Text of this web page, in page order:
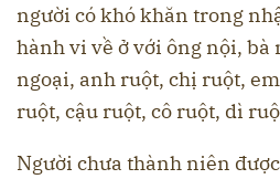
người có khó khăn trong
hành vi về ở với ông nội, bà
ngoại, anh ruột, chị ruột,
ruột, cậu ruột, cô ruột, dì
Người chưa thành niên